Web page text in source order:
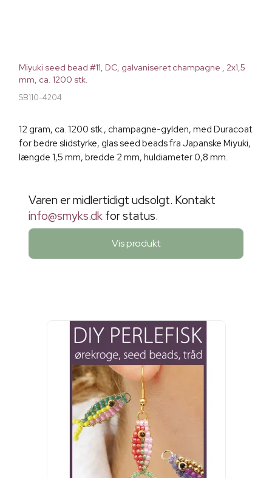
Miyuki seed bead #11, DC, galvaniseret champagne , 2x1,5
mm, ca. 1200 stk.
SB110-4204
12 gram, ca. 1200 stk., champagne-gylden, med Duracoat
for bedre slidstyrke, glas seed beads fra Japanske Miyuki,
længde 1,5 mm, bredde 2 mm, huldiameter 0,8 mm.
Varen er midlertidigt udsolgt. Kontakt
info@smyks.dk for status.
Vis produkt